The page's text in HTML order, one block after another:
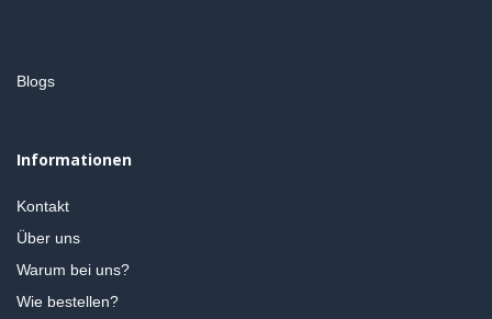
Blogs
Informationen
Kontakt
Über uns
Warum bei uns?
Wie bestellen?